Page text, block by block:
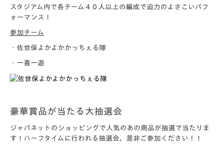
スタジアム内で各チーム４０人以上の編成で迫力のよさこいパフ
ォーマンス！
参加チーム
・佐世保よかよかかっちぇる隊
・一喜一遊
豪華賞品が当たる大抽選会
ジャパネットのショッピングで人気のあの商品が抽選で当たりま
す！ハーフタイムに行われる抽選会、是非ご参加ください！！